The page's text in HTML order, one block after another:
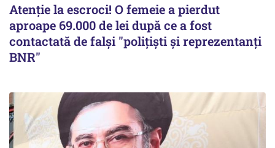
Atenție la escroci! O femeie a pierdut
aproape 69.000 de lei după ce a fost
contactată de falși "polițiști și reprezentanți
BNR"